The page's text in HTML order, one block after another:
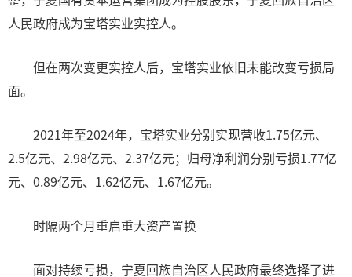
人民政府成为宝塔实业实控人。
但在两次变更实控人后，宝塔实业依旧未能改变亏损局
面。
2021年至2024年，宝塔实业分别实现营收1.75亿元、
2.5亿元、2.98亿元、2.37亿元；归母净利润分别亏损1.77亿
元、0.89亿元、1.62亿元、1.67亿元。
时隔两个月重启重大资产置换
面对持续亏损，宁夏回族自治区人民政府最终选择了进